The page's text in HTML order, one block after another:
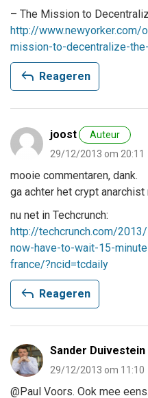
– The Mission to
http://
mission-to-decentralize-
reply Reageren
joost
Auteur
29/12/2013 om 20:11
mooie commentaren, dank.
ga achter het crypt anarchist
nu net in Techcrunch:
http://techcrunch.com/
now-have-to-wait-15-
france/?ncid=tcdaily
reply Reageren
Sander Duivestein
29/12/2013 om 11:10
@Paul Voors. Ook mee